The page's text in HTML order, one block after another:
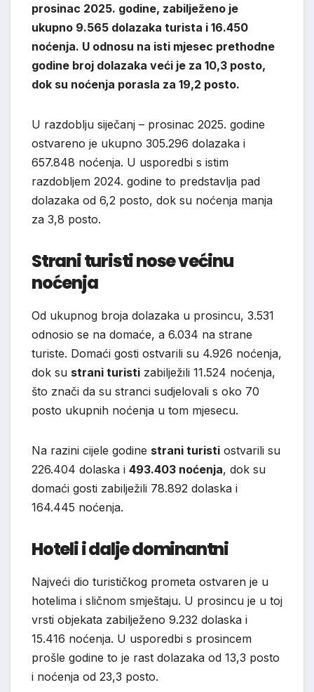
prosinac 2025. godine, zabilježeno je
ukupno 9.565 dolazaka turista i 16.450
noćenja. U odnosu na isti mjesec prethodne
godine broj dolazaka veći je za 10,3 posto,
dok su noćenja porasla za 19,2 posto.
U razdoblju siječanj – prosinac 2025. godine
ostvareno je ukupno 305.296 dolazaka i
657.848 noćenja. U usporedbi s istim
razdobljem 2024. godine to predstavlja pad
dolazaka od 6,2 posto, dok su noćenja manja
za 3,8 posto.
Strani turisti nose većinu
noćenja
Od ukupnog broja dolazaka u prosincu, 3.531
odnosio se na domaće, a 6.034 na strane
turiste. Domaći gosti ostvarili su 4.926 noćenja,
dok su strani turisti zabilježili 11.524 noćenja,
što znači da su stranci sudjelovali s oko 70
posto ukupnih noćenja u tom mjesecu.
Na razini cijele godine strani turisti ostvarili su
226.404 dolaska i 493.403 noćenja, dok su
domaći gosti zabilježili 78.892 dolaska i
164.445 noćenja.
Hoteli i dalje dominantni
Najveći dio turističkog prometa ostvaren je u
hotelima i sličnom smještaju. U prosincu je u toj
vrsti objekata zabilježeno 9.232 dolaska i
15.416 noćenja. U usporedbi s prosincem
prošle godine to je rast dolazaka od 13,3 posto
i noćenja od 23,3 posto.